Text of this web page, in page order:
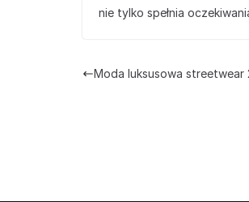
nie tylko spełnia
Moda luksusowa streetwear